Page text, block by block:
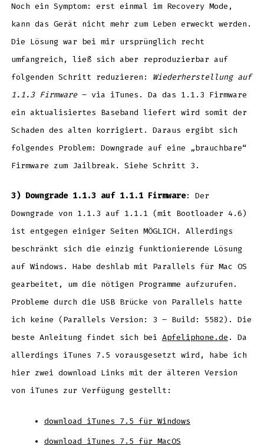
Noch ein Symptom: erst einmal im Recovery Mode,
kann das Gerät nicht mehr zum Leben erweckt werden.
Die Lösung war bei mir ursprünglich recht
umfangreich, ließ sich aber reproduzierbar auf
folgenden Schritt reduzieren: Wiederherstellung auf
1.1.3 Firmware– via iTunes. Da das 1.1.3 Firmware
ein aktualisiertes Baseband liefert wird somit der
Schaden des alten korrigiert. Daraus ergibt sich
folgendes Problem: Downgrade auf eine „brauchbare“
Firmware zum Jailbreak. Siehe Schritt 3.
3) Downgrade 1.1.3 auf 1.1.1 Firmware: Der
Downgrade von 1.1.3 auf 1.1.1 (mit Bootloader 4.6)
ist entgegen einiger Seiten MÖGLICH. Allerdings
beschränkt sich die einzig funktionierende Lösung
auf Windows. Habe deshlab mit Parallels für Mac OS
gearbeitet, um die nötigen Programme aufzurufen.
Probleme durch die USB Brücke von Parallels hatte
ich keine (Parallels Version: 3 – Build: 5582). Die
beste Anleitung findet sich bei Apfeliphone.de . Da
allerdings iTunes 7.5 vorausgesetzt wird, habe ich
hier zwei download Links mit der älteren Version
von iTunes zur Verfügung gestellt:
download iTunes 7.5 für Windows
download iTunes 7.5 für MacOS